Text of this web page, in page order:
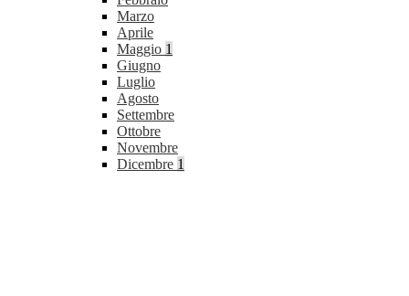
Marzo
Aprile
Maggio 1
Giugno
Luglio
Agosto
Settembre
Ottobre
Novembre
Dicembre 1